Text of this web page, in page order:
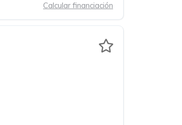
Calcular financiación